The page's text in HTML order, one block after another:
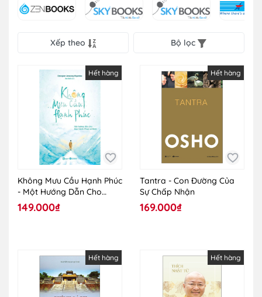
Xếp theo Bộ lọc
Hết hàng
Không Mưu Cầu Hạnh Phúc
- Một Hướng Dẫn Cho
Thực Hành Pháp Sơ Khởi
149.000₫
Hết hàng
Tantra - Con Đường Của
Sự Chấp Nhận
169.000₫
Hết hàng Hết hàng